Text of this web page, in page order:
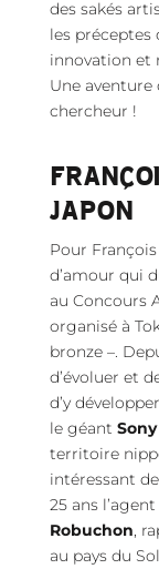
des sakés
les préceptes
innovation et
Une
chercheur !
JAPON
Pour
d’amour qui
au Concours
organisé à
bronze –.
d’évoluer et
d’y
le géant
territoire
intéressant
25 ans
Robuchon,
au pays du